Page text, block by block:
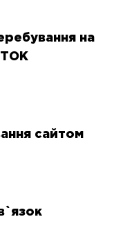
на
ТОК
сайтом